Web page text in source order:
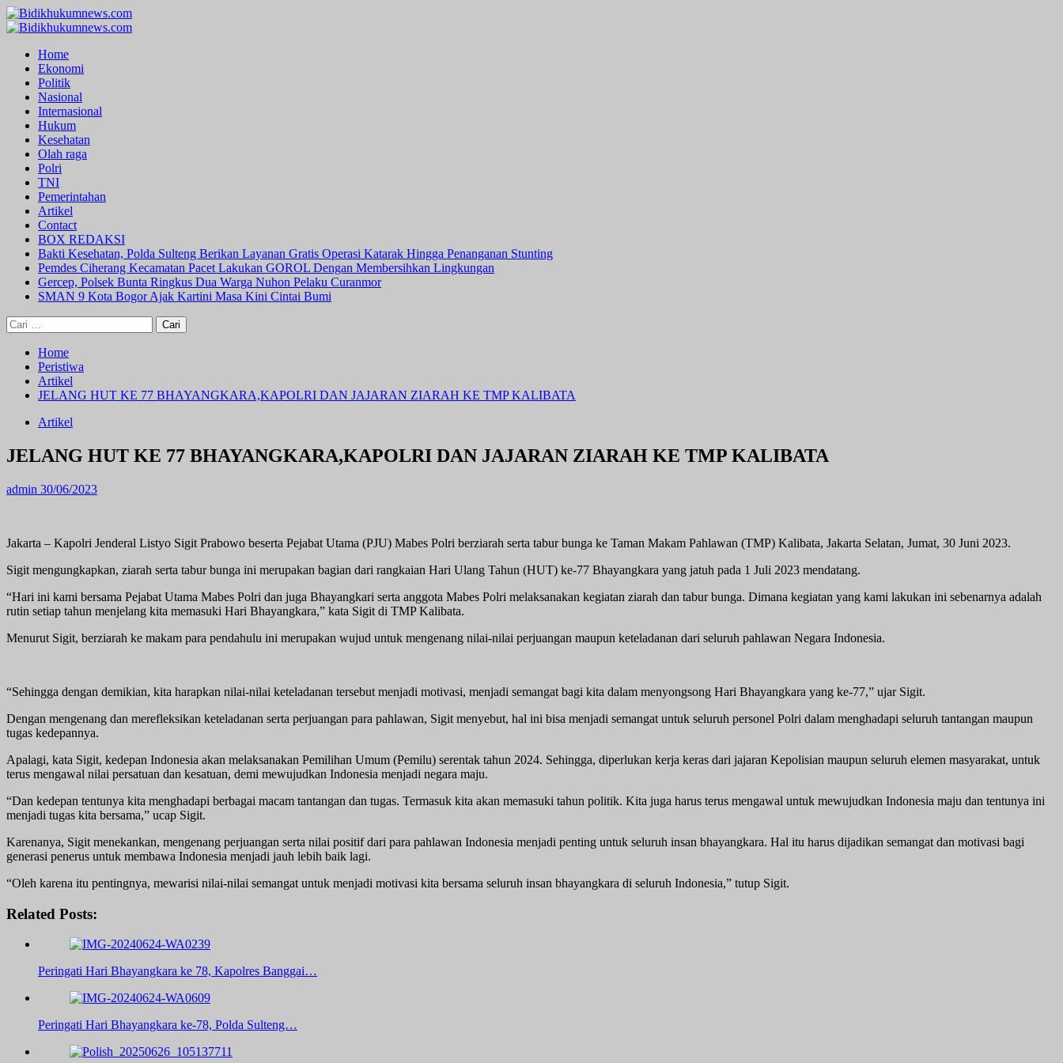
Skip
to
Primary
Home
Ekonomi
Politik
Nasional
Internasional
Hukum
Kesehatan
Olah raga
Polri
TNI
Pemerintahan
Artikel
Contact
BOX REDAKSI
Bakti Kesehatan, Polda Sulteng Berikan Layanan Gratis Operasi Katarak Hingga Penanganan Stunting
Pemdes Ciherang Kecamatan Pacet Lakukan GOROL Dengan Membersihkan Lingkungan
Gercep, Polsek Bunta Ringkus Dua Warga Nuhon Pelaku Curanmor
SMAN 9 Kota Bogor Ajak Kartini Masa Kini Cintai Bumi
Cari
untuk:
Home
Peristiwa
Artikel
JELANG HUT KE 77 BHAYANGKARA,KAPOLRI DAN JAJARAN ZIARAH KE TMP KALIBATA
Artikel
JELANG HUT KE 77 BHAYANGKARA,KAPOLRI DAN JAJARAN ZIARAH KE TMP KALIBATA
admin 30/06/2023
Jakarta – Kapolri Jenderal Listyo Sigit Prabowo beserta Pejabat Utama (PJU) Mabes Polri berziarah serta tabur bunga ke Taman Makam Pahlawan (TMP) Kalibata, Jakarta Selatan, Jumat, 30 Juni 2023.
Sigit mengungkapkan, ziarah serta tabur bunga ini merupakan bagian dari rangkaian Hari Ulang Tahun (HUT) ke-77 Bhayangkara yang jatuh pada 1 Juli 2023 mendatang.
“Hari ini kami bersama Pejabat Utama Mabes Polri dan juga Bhayangkari serta anggota Mabes Polri melaksanakan kegiatan ziarah dan tabur bunga. Dimana kegiatan yang kami lakukan ini sebenarnya adalah
rutin setiap tahun menjelang kita memasuki Hari Bhayangkara,” kata Sigit di TMP Kalibata.
Menurut Sigit, berziarah ke makam para pendahulu ini merupakan wujud untuk mengenang nilai-nilai perjuangan maupun keteladanan dari seluruh pahlawan Negara Indonesia.
“Sehingga dengan demikian, kita harapkan nilai-nilai keteladanan tersebut menjadi motivasi, menjadi semangat bagi kita dalam menyongsong Hari Bhayangkara yang ke-77,” ujar Sigit.
Dengan mengenang dan merefleksikan keteladanan serta perjuangan para pahlawan, Sigit menyebut, hal ini bisa menjadi semangat untuk seluruh personel Polri dalam menghadapi seluruh tantangan maupun
tugas kedepannya.
Apalagi, kata Sigit, kedepan Indonesia akan melaksanakan Pemilihan Umum (Pemilu) serentak tahun 2024. Sehingga, diperlukan kerja keras dari jajaran Kepolisian maupun seluruh elemen masyarakat, untuk
terus mengawal nilai persatuan dan kesatuan, demi mewujudkan Indonesia menjadi negara maju.
“Dan kedepan tentunya kita menghadapi berbagai macam tantangan dan tugas. Termasuk kita akan memasuki tahun politik. Kita juga harus terus mengawal untuk mewujudkan Indonesia maju dan tentunya ini
menjadi tugas kita bersama,” ucap Sigit.
Karenanya, Sigit menekankan, mengenang perjuangan serta nilai positif dari para pahlawan Indonesia menjadi penting untuk seluruh insan bhayangkara. Hal itu harus dijadikan semangat dan motivasi bagi
generasi penerus untuk membawa Indonesia menjadi jauh lebih baik lagi.
“Oleh karena itu pentingnya, mewarisi nilai-nilai semangat untuk menjadi motivasi kita bersama seluruh insan bhayangkara di seluruh Indonesia,” tutup Sigit.
Related Posts:
Peringati Hari Bhayangkara ke 78, Kapolres Banggai…
Peringati Hari Bhayangkara ke-78, Polda Sulteng…